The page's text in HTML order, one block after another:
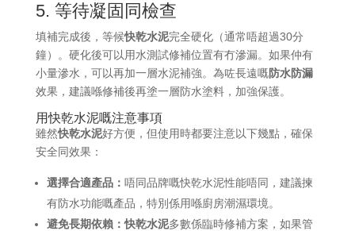
5. 等待凝固同檢查
填補完成後，等候快乾水泥完全硬化（通常唔超過30分
鐘）。硬化後可以用水測試修補位置有冇滲漏。如果仲有
小量滲水，可以再加一層水泥補強。為咗長遠嘅防水防漏
效果，建議喺修補後再塗一層防水塗料，加強保護。
用快乾水泥嘅注意事項
雖然快乾水泥好方便，但使用時都要注意以下幾點，確保
安全同效果：
選擇合適產品： 唔同品牌嘅快乾水泥性能唔同，建議揀
有防水功能嘅產品，特別係用喺廚房潮濕環境。
避免長期依賴：快乾水泥多數係臨時修補方案，如果管